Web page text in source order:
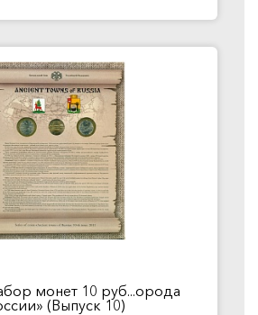
монет 10 руб...орода
(Выпуск 10)